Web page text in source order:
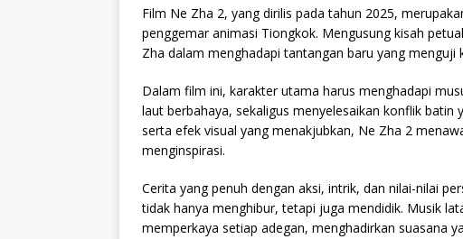
Film Ne Zha 2, yang dirilis pada tahun 2025,
penggemar animasi Tiongkok. Mengusung kisah
Zha dalam menghadapi tantangan baru yang menguji
Dalam film ini, karakter utama harus menghadapi
laut berbahaya, sekaligus menyelesaikan konflik
serta efek visual yang menakjubkan, Ne Zha 2
menginspirasi.
Cerita yang penuh dengan aksi, intrik, dan nilai-nilai
tidak hanya menghibur, tetapi juga mendidik. Musik
memperkaya setiap adegan, menghadirkan suasana